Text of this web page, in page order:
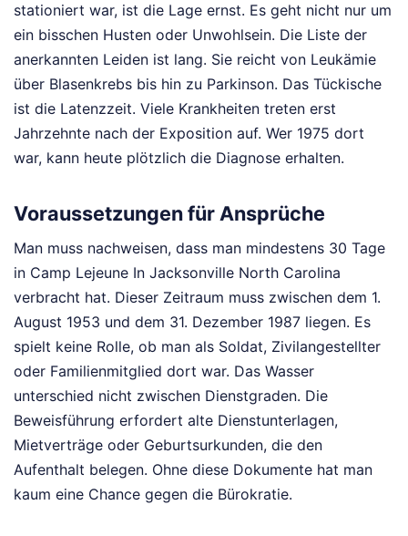
stationiert war, ist die Lage ernst. Es geht nicht nur um
ein bisschen Husten oder Unwohlsein. Die Liste der
anerkannten Leiden ist lang. Sie reicht von Leukämie
über Blasenkrebs bis hin zu Parkinson. Das Tückische
ist die Latenzzeit. Viele Krankheiten treten erst
Jahrzehnte nach der Exposition auf. Wer 1975 dort
war, kann heute plötzlich die Diagnose erhalten.
Voraussetzungen für Ansprüche
Man muss nachweisen, dass man mindestens 30 Tage
in Camp Lejeune In Jacksonville North Carolina
verbracht hat. Dieser Zeitraum muss zwischen dem 1.
August 1953 und dem 31. Dezember 1987 liegen. Es
spielt keine Rolle, ob man als Soldat, Zivilangestellter
oder Familienmitglied dort war. Das Wasser
unterschied nicht zwischen Dienstgraden. Die
Beweisführung erfordert alte Dienstunterlagen,
Mietverträge oder Geburtsurkunden, die den
Aufenthalt belegen. Ohne diese Dokumente hat man
kaum eine Chance gegen die Bürokratie.